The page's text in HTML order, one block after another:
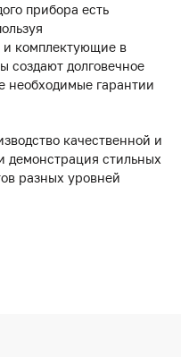
прибора есть
и комплектующие в
создают долговечное
необходимые гарантии
качественной и
демонстрация стильных
разных уровней